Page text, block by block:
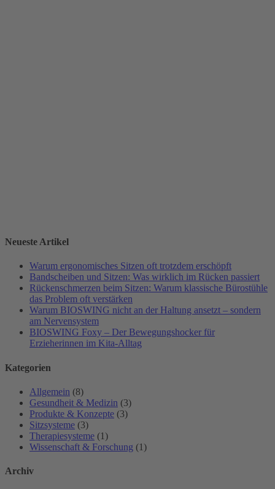
Neueste Artikel
Warum ergonomisches Sitzen oft trotzdem erschöpft
Bandscheiben und Sitzen: Was wirklich im Rücken passiert
Rückenschmerzen beim Sitzen: Warum klassische Bürostühle
das Problem oft verstärken
Warum BIOSWING nicht an der Haltung ansetzt – sondern
am Nervensystem
BIOSWING Foxy – Der Bewegungshocker für
Erzieherinnen im Kita-Alltag
Kategorien
Allgemein (8)
Gesundheit & Medizin (3)
Produkte & Konzepte (3)
Sitzsysteme (3)
Therapiesysteme (1)
Wissenschaft & Forschung (1)
Archiv